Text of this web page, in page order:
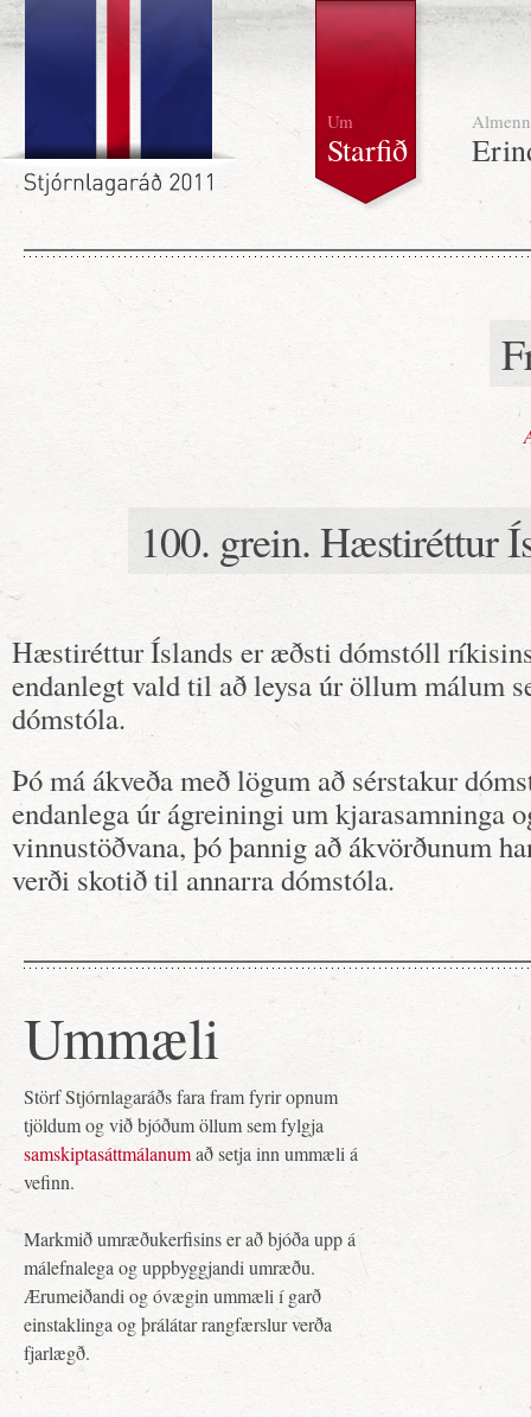
Um
Starfið
Almenn
100. grein. Hæstiréttur
Hæstiréttur Íslands er æðsti dómstóll
endanlegt vald til að leysa úr öllum málum
dómstóla.
Þó má ákveða með lögum að sérstakur
endanlega úr ágreiningi um kjarasamninga
vinnustöðvana, þó þannig að ákvörðunum
verði skotið til annarra dómstóla.
Ummæli
Störf Stjórnlagaráðs fara fram fyrir opnum
tjöldum og við bjóðum öllum sem fylgja
samskiptasáttmálanumað setja inn ummæli á
vefinn.
Markmið umræðukerfisins er að bjóða upp á
málefnalega og uppbyggjandi umræðu.
Ærumeiðandi og óvægin ummæli í garð
einstaklinga og þrálátar rangfærslur verða
fjarlægð.